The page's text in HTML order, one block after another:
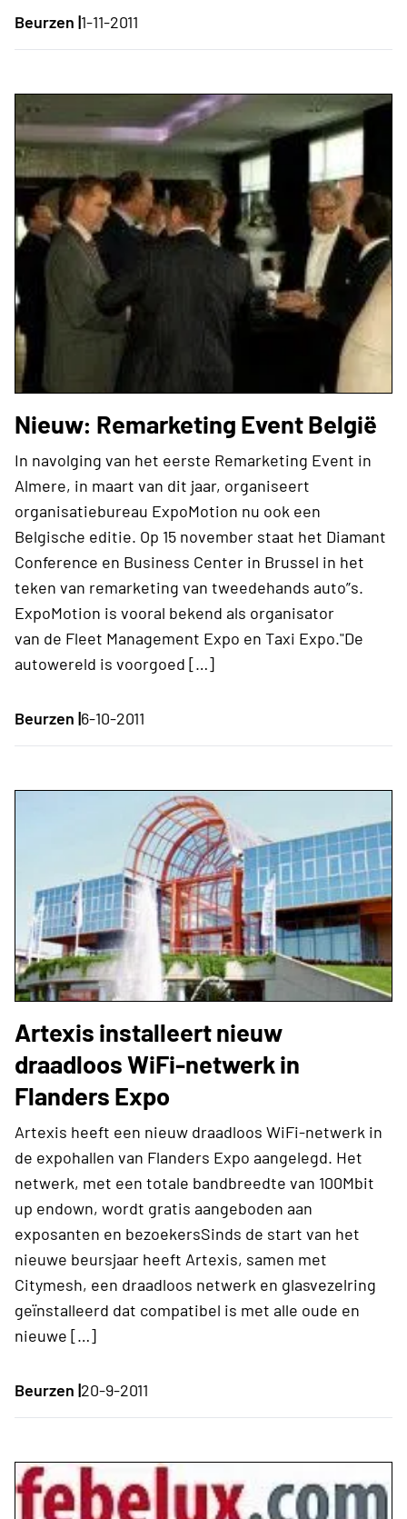
Beurzen |1-11-2011
Nieuw: Remarketing Event België
In navolging van het eerste Remarketing Event in
Almere, in maart van dit jaar, organiseert
organisatiebureau ExpoMotion nu ook een
Belgische editie. Op 15 november staat het Diamant
Conference en Business Center in Brussel in het
teken van remarketing van tweedehands auto”s.
ExpoMotion is vooral bekend als organisator
van de Fleet Management Expo en Taxi Expo."De
autowereld is voorgoed […]
Beurzen |6-10-2011
Artexis installeert nieuw
draadloos WiFi-netwerk in
Flanders Expo
Artexis heeft een nieuw draadloos WiFi-netwerk in
de expohallen van Flanders Expo aangelegd. Het
netwerk, met een totale bandbreedte van 100Mbit
up endown, wordt gratis aangeboden aan
exposanten en bezoekersSinds de start van het
nieuwe beursjaar heeft Artexis, samen met
Citymesh, een draadloos netwerk en glasvezelring
geïnstalleerd dat compatibel is met alle oude en
nieuwe […]
Beurzen |20-9-2011